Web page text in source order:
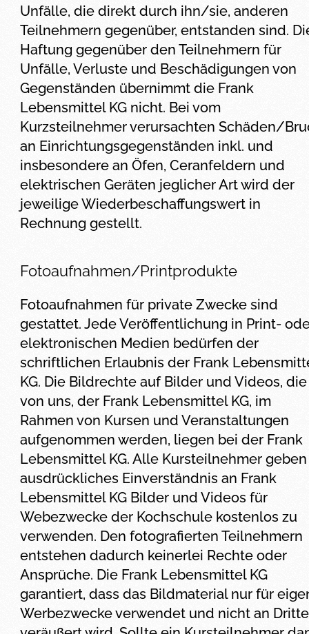
Unfälle, die direkt durch ihn/sie, anderen
Teilnehmern gegenüber, entstanden sind.
Haftung gegenüber den Teilnehmern für
Unfälle, Verluste und Beschädigungen von
Gegenständen übernimmt die Frank
Lebensmittel KG nicht. Bei vom
Kurzsteilnehmer verursachten Schäden/
an Einrichtungsgegenständen inkl. und
insbesondere an Öfen, Ceranfeldern und
elektrischen Geräten jeglicher Art wird der
jeweilige Wiederbeschaffungswert in
Rechnung gestellt.
Fotoaufnahmen/Printprodukte
Fotoaufnahmen für private Zwecke sind
gestattet. Jede Veröffentlichung in Print-
elektronischen Medien bedürfen der
schriftlichen Erlaubnis der Frank
KG. Die Bildrechte auf Bilder und Videos, die
von uns, der Frank Lebensmittel KG, im
Rahmen von Kursen und Veranstaltungen
aufgenommen werden, liegen bei der Frank
Lebensmittel KG. Alle Kursteilnehmer
ausdrückliches Einverständnis an Frank
Lebensmittel KG Bilder und Videos für
Webezwecke der Kochschule kostenlos zu
verwenden. Den fotografierten Teilnehmern
entstehen dadurch keinerlei Rechte oder
Ansprüche. Die Frank Lebensmittel KG
garantiert, dass das Bildmaterial nur für
Werbezwecke verwendet und nicht an Dritte